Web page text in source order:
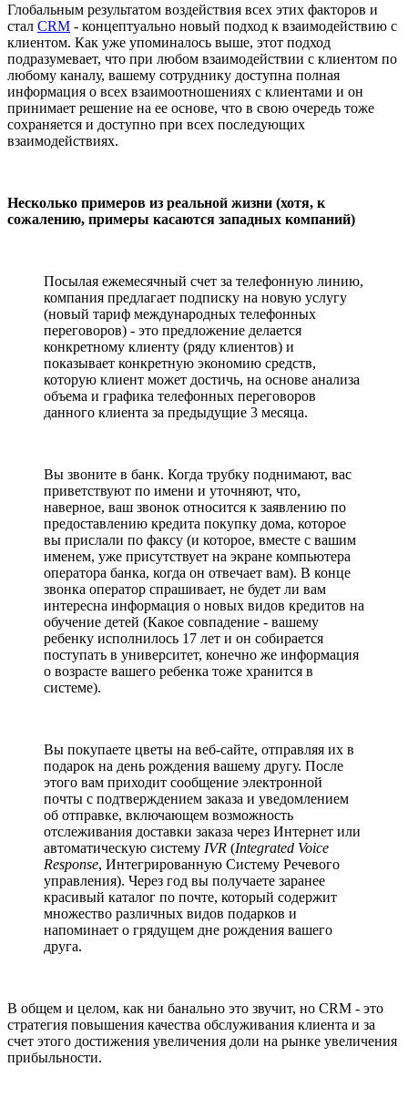
Глобальным результатом воздействия всех этих факторов и
стал CRM - концептуально новый подход к взаимодействию с
клиентом. Как уже упоминалось выше, этот подход
подразумевает, что при любом взаимодействии с клиентом по
любому каналу, вашему сотруднику доступна полная
информация о всех взаимоотношениях с клиентами и он
принимает решение на ее основе, что в свою очередь тоже
сохраняется и доступно при всех последующих
взаимодействиях.
Несколько примеров из реальной жизни (хотя, к
сожалению, примеры касаются западных компаний)
Посылая ежемесячный счет за телефонную линию,
компания предлагает подписку на новую услугу
(новый тариф международных телефонных
переговоров) - это предложение делается
конкретному клиенту (ряду клиентов) и
показывает конкретную экономию средств,
которую клиент может достичь, на основе анализа
объема и графика телефонных переговоров
данного клиента за предыдущие 3 месяца.
Вы звоните в банк. Когда трубку поднимают, вас
приветствуют по имени и уточняют, что,
наверное, ваш звонок относится к заявлению по
предоставлению кредита покупку дома, которое
вы прислали по факсу (и которое, вместе с вашим
именем, уже присутствует на экране компьютера
оператора банка, когда он отвечает вам). В конце
звонка оператор спрашивает, не будет ли вам
интересна информация о новых видов кредитов на
обучение детей (Какое совпадение - вашему
ребенку исполнилось 17 лет и он собирается
поступать в университет, конечно же информация
о возрасте вашего ребенка тоже хранится в
системе).
Вы покупаете цветы на веб-сайте, отправляя их в
подарок на день рождения вашему другу. После
этого вам приходит сообщение электронной
почты с подтверждением заказа и уведомлением
об отправке, включающем возможность
отслеживания доставки заказа через Интернет или
автоматическую систему IVR (Integrated Voice
Response, Интегрированную Систему Речевого
управления). Через год вы получаете заранее
красивый каталог по почте, который содержит
множество различных видов подарков и
напоминает о грядущем дне рождения вашего
друга.
В общем и целом, как ни банально это звучит, но СRM - это
стратегия повышения качества обслуживания клиента и за
счет этого достижения увеличения доли на рынке увеличения
прибыльности.